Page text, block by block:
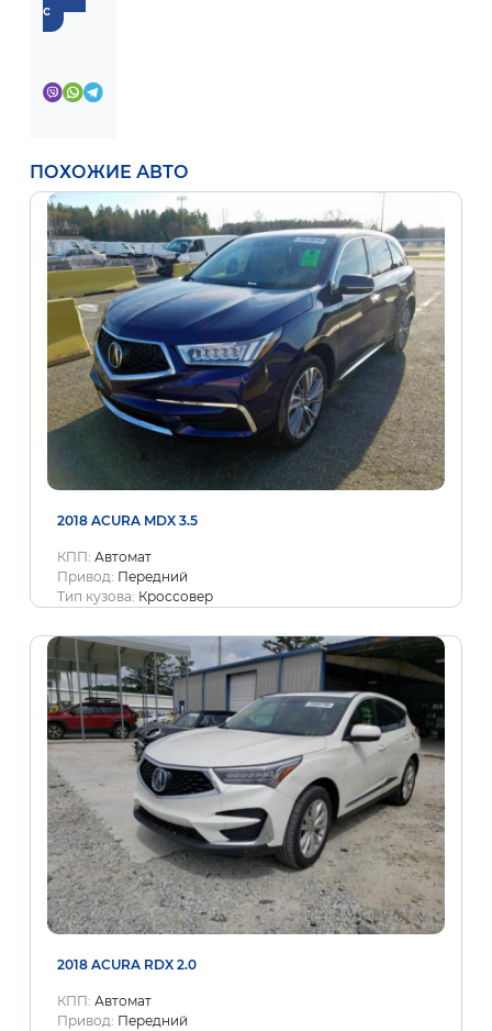
с
ПОХОЖИЕ АВТО
2018 ACURA MDX 3.5
КПП: Автомат
Привод: Передний
Тип кузова: Кроссовер
2018 ACURA RDX 2.0
КПП: Автомат
Привод: Передний